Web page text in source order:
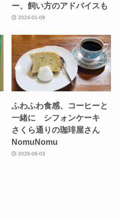
ー、飼い方のアドバイスも
2024-01-09
ふわふわ食感、コーヒーと
一緒に シフォンケーキ
さくら通りの珈琲屋さん
NomuNomu
2026-06-03